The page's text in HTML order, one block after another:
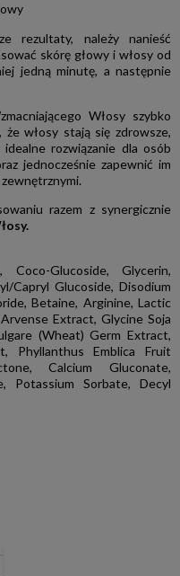
rezultaty, należy nanieść
skórę głowy i włosy od
jedną minutę, a następnie
Włosy szybko
włosy stają się zdrowsze,
rozwiązanie dla osób
jednocześnie zapewnić im
razem z synergicznie
Coco-Glucoside, Glycerin,
Capryl Glucoside, Disodium
Betaine, Arginine, Lactic
Extract, Glycine Soja
(Wheat) Germ Extract,
Phyllanthus Emblica Fruit
Calcium Gluconate,
Potassium Sorbate, Decyl